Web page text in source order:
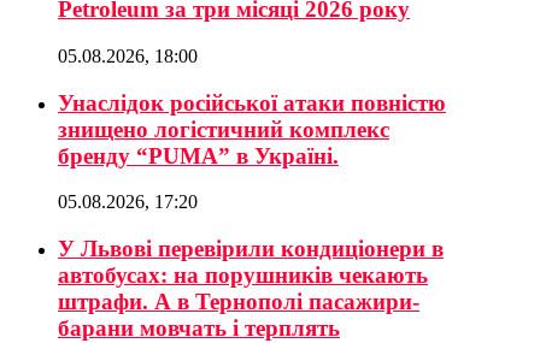
Petroleum за три місяці 2026 року
05.08.2026, 18:00
Унаслідок російської атаки повністю
знищено логістичний комплекс
бренду “PUMA” в Україні.
05.08.2026, 17:20
У Львові перевірили кондиціонери в
автобусах: на порушників чекають
штрафи. А в Тернополі пасажири-
барани мовчать і терплять